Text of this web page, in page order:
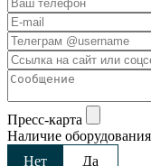
Пресс-карта
Наличие
Нет
Да